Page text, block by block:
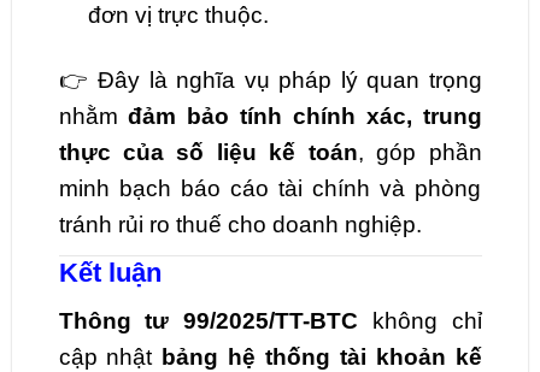
đơn vị trực thuộc.
👉 Đây là nghĩa vụ pháp lý quan trọng
nhằmđảm bảo tính chính xác, trung
thực của số liệu kế toán, góp phần
minh bạch báo cáo tài chính và phòng
tránh rủi ro thuế cho doanh nghiệp.
Kết luận
Thông tư 99/2025/TT-BTC không chỉ
cập nhật bảng hệ thống tài khoản kế